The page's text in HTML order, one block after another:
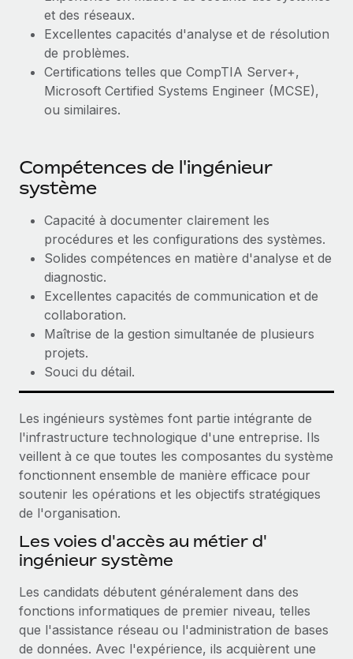
et des réseaux.
Excellentes capacités d'analyse et de résolution
de problèmes.
Certifications telles que CompTIA Server+,
Microsoft Certified Systems Engineer (MCSE),
ou similaires.
Compétences de l'ingénieur
système
Capacité à documenter clairement les
procédures et les configurations des systèmes.
Solides compétences en matière d'analyse et de
diagnostic.
Excellentes capacités de communication et de
collaboration.
Maîtrise de la gestion simultanée de plusieurs
projets.
Souci du détail.
Les ingénieurs systèmes font partie intégrante de
l'infrastructure technologique d'une entreprise. Ils
veillent à ce que toutes les composantes du système
fonctionnent ensemble de manière efficace pour
soutenir les opérations et les objectifs stratégiques
de l'organisation.
Les voies d'accès au métier d'
ingénieur système
Les candidats débutent généralement dans des
fonctions informatiques de premier niveau, telles
que l'assistance réseau ou l'administration de bases
de données. Avec l'expérience, ils acquièrent une